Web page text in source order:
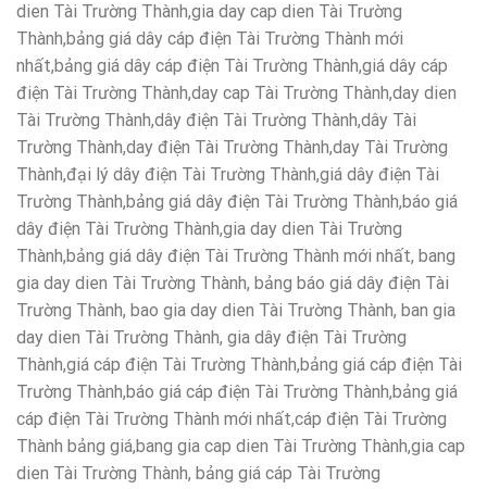
dien Tài Trường Thành,gia day cap dien Tài Trường
Thành,bảng giá dây cáp điện Tài Trường Thành mới
nhất,bảng giá dây cáp điện Tài Trường Thành,giá dây cáp
điện Tài Trường Thành,day cap Tài Trường Thành,day dien
Tài Trường Thành,dây điện Tài Trường Thành,dây Tài
Trường Thành,day điện Tài Trường Thành,day Tài Trường
Thành,đại lý dây điện Tài Trường Thành,giá dây điện Tài
Trường Thành,bảng giá dây điện Tài Trường Thành,báo giá
dây điện Tài Trường Thành,gia day dien Tài Trường
Thành,bảng giá dây điện Tài Trường Thành mới nhất, bang
gia day dien Tài Trường Thành, bảng báo giá dây điện Tài
Trường Thành, bao gia day dien Tài Trường Thành, ban gia
day dien Tài Trường Thành, gia dây điện Tài Trường
Thành,giá cáp điện Tài Trường Thành,bảng giá cáp điện Tài
Trường Thành,báo giá cáp điện Tài Trường Thành,bảng giá
cáp điện Tài Trường Thành mới nhất,cáp điện Tài Trường
Thành bảng giá,bang gia cap dien Tài Trường Thành,gia cap
dien Tài Trường Thành, bảng giá cáp Tài Trường